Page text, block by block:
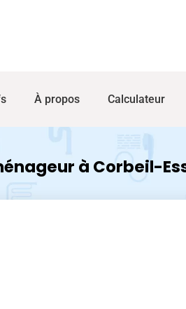
À propos Calculateur
à Corbeil-